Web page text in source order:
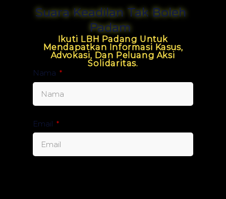
Suara Keadilan Tak Boleh
Padam
Ikuti LBH Padang Untuk
Mendapatkan Informasi Kasus,
Advokasi, Dan Peluang Aksi
Solidaritas.
Nama
Email